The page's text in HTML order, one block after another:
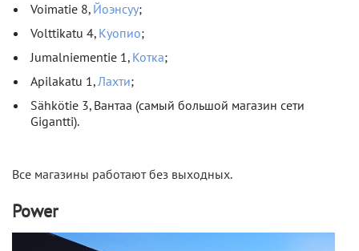
Voimatie 8, Йоэнсуу;
Volttikatu 4, Куопио;
Jumalniementie 1, Котка;
Apilakatu 1,Лахти;
Sähkötie 3, Вантаа (самый большой магазин сети
Gigantti).
Все магазины работают без выходных.
Power